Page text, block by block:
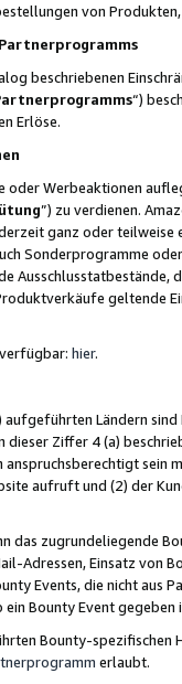
von
beschriebenen
“)
Erlöse.
Werbeaktionen
”) zu verdienen.
ganz oder
Sonderprogramme
Ausschlusstatbestände,
geltende
hier.
aufgeführten Ländern
dieser Ziffer 4 (a)
sein
aufruft und (2) der
das zugrundeliegende
Adressen, Einsatz von
Events, die nicht
Bounty Event
Bounty-spezifischen
erlaubt.